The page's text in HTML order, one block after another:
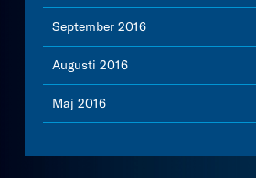
September 2016
Augusti 2016
Maj 2016